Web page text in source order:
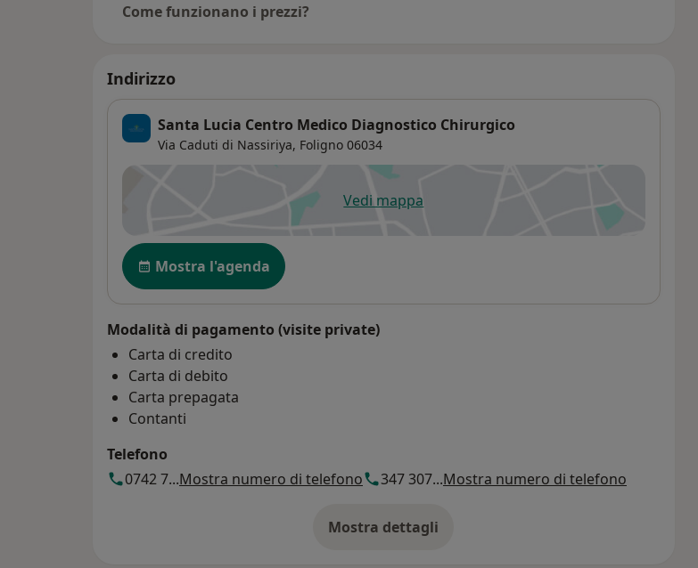
Come funzionano i prezzi?
Indirizzo
Santa Lucia Centro Medico Diagnostico Chirurgico
Via Caduti di Nassiriya, Foligno 06034
Vedi mappasi apre in una nuova scheda
Disponibilità
Mostra l'agenda
Modalità di pagamento (visite private)
Carta di credito
Carta di debito
Carta prepagata
Contanti
Telefono
0742 7...Mostra numero di telefono 347 307...Mostra numero di telefono
Mostra dettagli
sull'indirizzo